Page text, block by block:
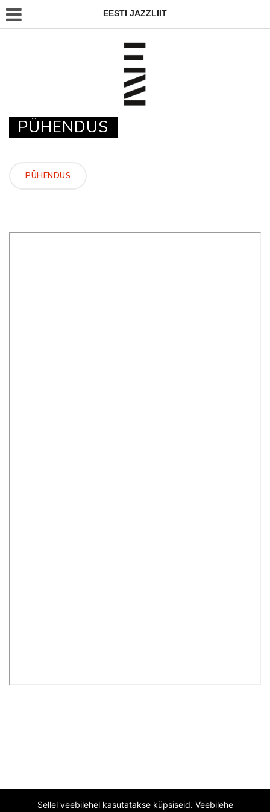
EESTI JAZZLIIT
PÜHENDUS
PÜHENDUS
Sellel veebilehel kasutatakse küpsiseid. Veebilehe